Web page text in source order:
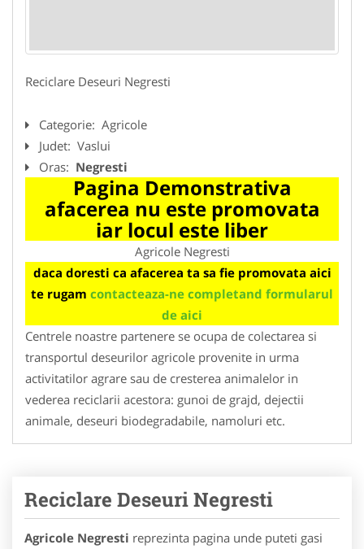
Reciclare Deseuri Negresti
Categorie: Agricole
Judet: Vaslui
Oras: Negresti
Pagina Demonstrativa
afacerea nu este promovata
iar locul este liber
Agricole Negresti
daca doresti ca afacerea ta sa fie promovata aici
te rugam contacteaza-ne completand formularul
de aici
Centrele noastre partenere se ocupa de colectarea si
transportul deseurilor agricole provenite in urma
activitatilor agrare sau de cresterea animalelor in
vederea reciclarii acestora: gunoi de grajd, dejectii
animale, deseuri biodegradabile, namoluri etc.
Reciclare Deseuri Negresti
Agricole Negresti reprezinta pagina unde puteti gasi